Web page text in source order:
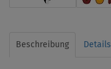
Beschreibung Details